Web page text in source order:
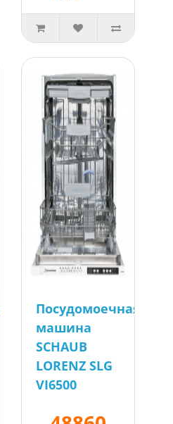
Посудомоечная
машина
SCHAUB
LORENZ SLG
VI6500